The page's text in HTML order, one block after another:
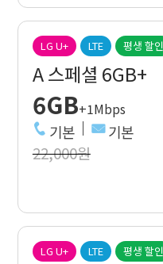
LG U+ LTE 평생 할인
A 스페셜 6GB+
6GB+1Mbps
기본 기본
22,000원
LG U+ LTE 평생 할인